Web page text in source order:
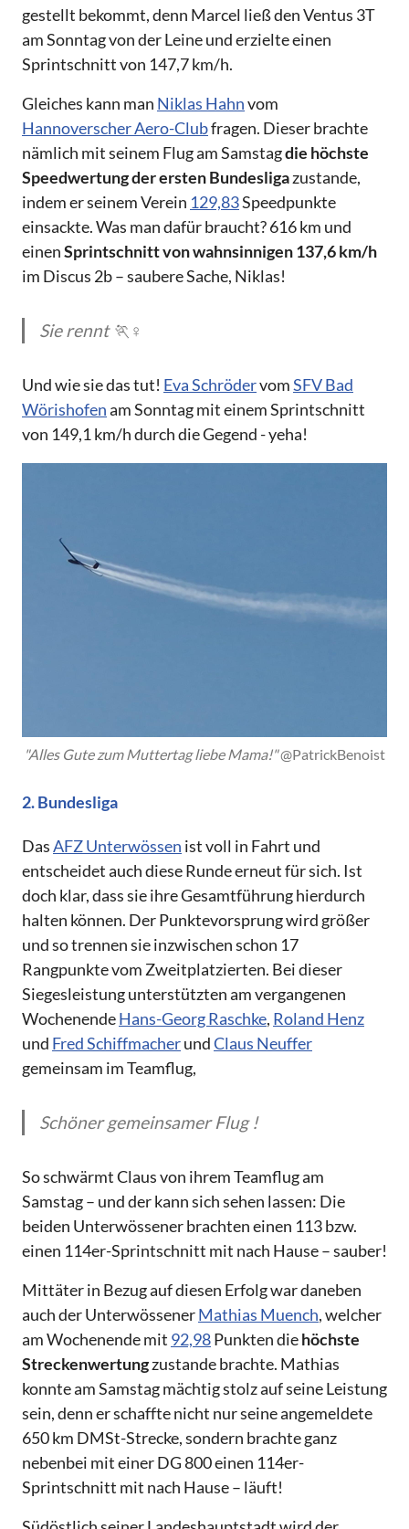
gestellt bekommt, denn Marcel ließ den Ventus 3T
am Sonntag von der Leine und erzielte einen
Sprintschnitt von 147,7 km/h.
Gleiches kann man Niklas Hahnvom
Hannoverscher Aero-Clubfragen. Dieser brachte
nämlich mit seinem Flug am Samstagdie höchste
Speedwertung der ersten Bundesligazustande,
indem er seinem Verein 129,83Speedpunkte
einsackte. Was man dafür braucht? 616 km und
einenSprintschnitt von wahnsinnigen 137,6 km/h
im Discus 2b – saubere Sache, Niklas!
Sie rennt 🏃♀️
Und wie sie das tut! Eva SchrödervomSFV Bad
Wörishofenam Sonntag mit einem Sprintschnitt
von 149,1 km/h durch die Gegend - yeha!
"Alles Gute zum Muttertag liebe Mama!" @PatrickBenoist
2. Bundesliga
DasAFZ Unterwössen ist voll in Fahrt und
entscheidet auch diese Runde erneut für sich. Ist
doch klar, dass sie ihre Gesamtführung hierdurch
halten können. Der Punktevorsprung wird größer
und so trennen sie inzwischen schon 17
Rangpunkte vom Zweitplatzierten. Bei dieser
Siegesleistung unterstützten am vergangenen
WochenendeHans-Georg Raschke, Roland Henz
und Fred SchiffmacherundClaus Neuffer
gemeinsam im Teamflug,
Schöner gemeinsamer Flug !
So schwärmt Claus von ihrem Teamflug am
Samstag – und der kann sich sehen lassen: Die
beiden Unterwössener brachten einen 113 bzw.
einen 114er-Sprintschnitt mit nach Hause – sauber!
Mittäter in Bezug auf diesen Erfolg war daneben
auch der UnterwössenerMathias Muench, welcher
am Wochenende mit 92,98Punkten diehöchste
Streckenwertungzustande brachte. Mathias
konnte am Samstag mächtig stolz auf seine Leistung
sein, denn er schaffte nicht nur seine angemeldete
650 km DMSt-Strecke, sondern brachte ganz
nebenbei mit einer DG 800 einen 114er-
Sprintschnitt mit nach Hause – läuft!